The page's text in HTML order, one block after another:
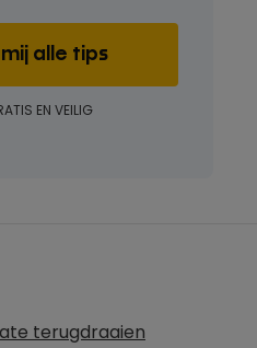
EN VEILIG
terugdraaien